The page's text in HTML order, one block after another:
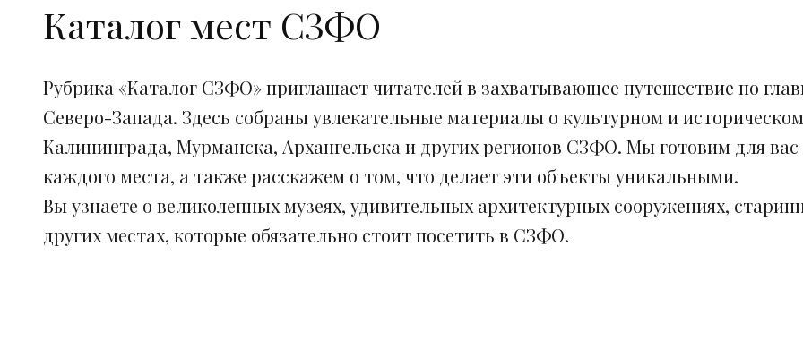
Каталог мест СЗФО
Рубрика «Каталог СЗФО» приглашает читателей в захватывающее путешествие по
Северо-Запада. Здесь собраны увлекательные материалы о культурном и
Калининграда, Мурманска, Архангельска и других регионов СЗФО. Мы готовим для
каждого места, а также расскажем о том, что делает эти объекты уникальными.
Вы узнаете о великолепных музеях, удивительных архитектурных сооружениях,
других местах, которые обязательно стоит посетить в СЗФО.